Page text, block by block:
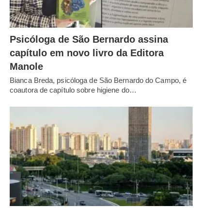
Psicóloga de São Bernardo assina
capítulo em novo livro da Editora
Manole
Bianca Breda, psicóloga de São Bernardo do Campo, é
coautora de capítulo sobre higiene do…